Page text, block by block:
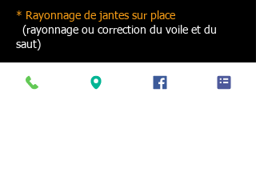
* Rayonnage de jantes sur place
(rayonnage ou correction du voile et du
saut)
- Service dépannage
(camionnette
entièrement aménagée)